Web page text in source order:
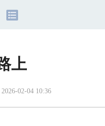
上
2026-02-04 10:36